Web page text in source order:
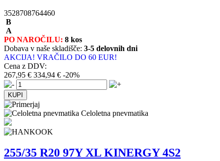
3528708764460
B
A
PO NAROČILU: 8 kos
Dobava v naše skladišče: 3-5 delovnih dni
AKCIJA! VRAČILO DO 60 EUR!
Cena z DDV:
267,95 € 334,94 € -20%
Celoletna pnevmatika
255/35 R20 97Y XL KINERGY 4S2